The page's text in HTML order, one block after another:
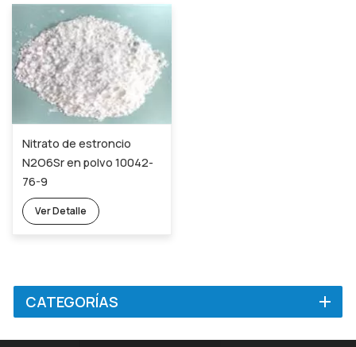
Nitrato de estroncio
N2O6Sr en polvo 10042-
76-9
Ver Detalle
CATEGORÍAS